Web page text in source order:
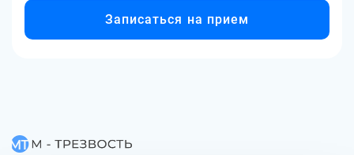
Записаться на прием